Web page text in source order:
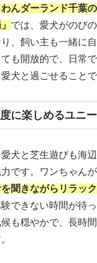
わんダーランド千葉
では、愛犬がのび
、飼い主も一緒に
も開放的で、日常
犬と過ごせることで
に楽しめるユニ
犬と芝生遊びも海
です。ワンちゃん
聞きながらリラッ
できない時間が待っ
も穏やかで、長時